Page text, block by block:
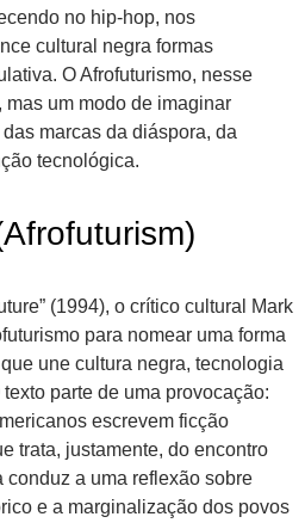
no hip-hop, nos
cultural negra formas
O Afrofuturismo, nesse
um modo de imaginar
marcas da diáspora, da
tecnológica.
(1994), o crítico cultural Mark
para nomear uma forma
une cultura negra, tecnologia
parte de uma provocação:
escrevem ficção
trata, justamente, do encontro
conduz a uma reflexão sobre
e a marginalização dos povos